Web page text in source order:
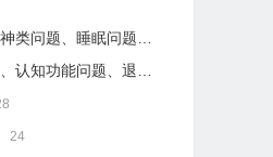
类问题、睡眠问题 18
功能问题、退行性疾病
24